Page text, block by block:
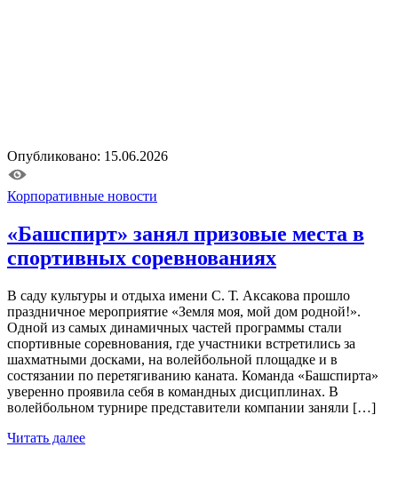
Опубликовано: 15.06.2026
Корпоративные новости
«Башспирт» занял призовые места в
спортивных соревнованиях
В саду культуры и отдыха имени С. Т. Аксакова прошло
праздничное мероприятие «Земля моя, мой дом родной!».
Одной из самых динамичных частей программы стали
спортивные соревнования, где участники встретились за
шахматными досками, на волейбольной площадке и в
состязании по перетягиванию каната. Команда «Башспирта»
уверенно проявила себя в командных дисциплинах. В
волейбольном турнире представители компании заняли […]
Читать далее